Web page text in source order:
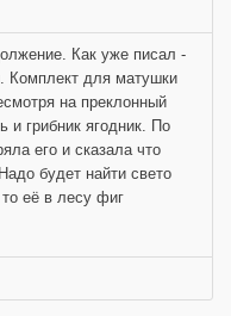
Как уже писал -
Комплект для матушки
на преклонный
и грибник ягодник. По
его и сказала что
будет найти свето
её в лесу фиг